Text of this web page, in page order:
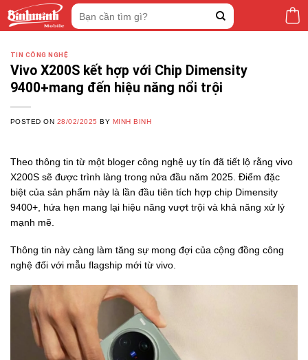
Tìm
kiếm:
TIN CÔNG NGHỆ
Vivo X200S kết hợp với Chip Dimensity
9400+mang đến hiệu năng nổi trội
POSTED ON 28/02/2025 BY MINH BINH
Theo thông tin từ một bloger công nghệ uy tín đã tiết lộ rằng vivo
X200S sẽ được trình làng trong nửa đầu năm 2025. Điểm đặc
biệt của sản phẩm này là lần đầu tiên tích hợp chip Dimensity
9400+, hứa hẹn mang lại hiệu năng vượt trội và khả năng xử lý
mạnh mẽ.
Thông tin này càng làm tăng sự mong đợi của cộng đồng công
nghệ đối với mẫu flagship mới từ vivo.